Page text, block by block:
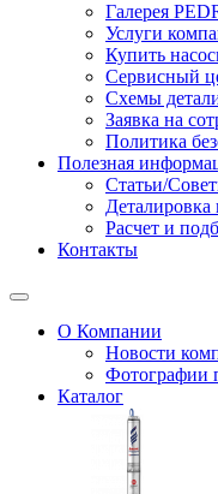
Галерея
Услуги
Купить
Сервисный
Схемы
Заявка на
Политика
Полезная
Статьи/
Деталировка
Расчет и
Контакты
О Компании
Новости
Фотографии
Каталог